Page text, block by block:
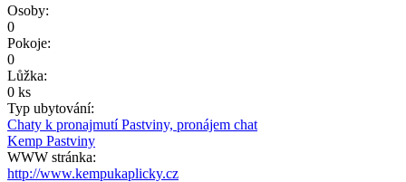
Osoby:
0
Pokoje:
0
Lůžka:
0 ks
Typ ubytování:
Chaty k pronajmutí Pastviny, pronájem chat
Kemp Pastviny
WWW stránka:
http://www.kempukaplicky.cz